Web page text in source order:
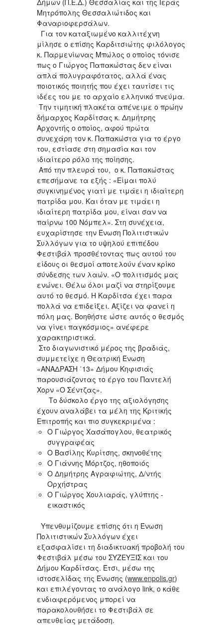
Δήμων (Π.Ε.Δ.) Θεσσαλίας και της Ιεράς
Μητρόπολης Θεσσαλιώτιδος και
Φαναριοφερσάλων.
Για τον καταξιωμένο καλλιτέχνη
μίλησε ο επίσης Καρδιτσιώτης φιλόλογος
κ. Παρμενίωνας Μπώλος ο οποίος τόνισε
πως ο Γιώργος Παπακώστας δεν είναι
απλά πολυγραφότατος, αλλά ένας
ποιοτικός ποιητής που έχει ταυτίσει τις
ιδέες του με το αρχαίο ελληνικό πνεύμα.
Την τιμητική πλακέτα απένειμε ο πρώην
δήμαρχος Καρδίτσας κ. Δημήτρης
Αρχοντής ο οποίος, αφού πρώτα
συνεχάρη τον κ. Παπακώστα για το έργο
του, εστίασε στη σημασία και τον
ιδιαίτερο ρόλο της ποίησης.
Από την πλευρά του, ο κ. Παπακώστας
επεσήμανε τα εξής : «Είμαι πολύ
συγκινημένος γιατί με τιμάει η ιδιαίτερη
πατρίδα μου. Και όταν με τιμάει η
ιδιαίτερη πατρίδα μου, είναι σαν να
παίρνω 100 Νόμπελ». Στη συνέχεια,
ευχαρίστησε την Ένωση Πολιτιστικών
Συλλόγων για το υψηλού επιπέδου
Φεστιβάλ προσθέτοντας πως αυτού του
είδους οι θεσμοί αποτελούν έναν κρίκο
σύνδεσης των λαών. «Ο πολιτισμός μας
ενώνει. Θέλω όλοι μαζί να στηρίξουμε
αυτό το θεσμό. Η Καρδίτσα έχει παρα
πολλά να επιδείξει. Αξίζει να φανεί η
πόλη μας. Βοηθήστε ώστε αυτός ο θεσμός
να γίνει παγκόσμιος» ανέφερε
χαρακτηριστικά.
Στο διαγωνιστικό μέρος της βραδιάς,
συμμετείχε η Θεατρική Ένωση
«ΑΝΑΔΡΑΣΗ ΄13» Δήμου Κηφισιάς
παρουσιάζοντας το έργο του Παντελή
Χορν «Ο Σέντζας».
Το δύσκολο έργο της αξιολόγησης
έχουν αναλάβει τα μέλη της Κριτικής
Επιτροπής και πιο συγκεκριμένα :
Ο Γιώργος Χασάπογλου, θεατρικός
συγγραφέας
Ο Βασίλης Κυρίτσης, σκηνοθέτης
Ο Γιάννης Μόρτζος, ηθοποιός
Ο Δημήτρης Αγραφιώτης, Δ/ντής
Ορχήστρας
Ο Γιώργος Χουλιαράς, γλύπτης -
εικαστικός
Υπενθυμίζουμε επίσης ότι η Ένωση
Πολιτιστικών Συλλόγων έχει
εξασφαλίσει τη διαδικτυακή προβολή του
Φεστιβάλ μέσω του ΣΥΖΕΥΞΙΣ και του
Δήμου Καρδίτσας. Έτσι, μέσω της
ιστοσελίδας της Ένωσης (www.enpolis.gr)
και επιλέγοντας το ανάλογο link, ο κάθε
ενδιαφερόμενος μπορεί να
παρακολουθήσει το Φεστιβάλ σε
απευθείας μετάδοση.